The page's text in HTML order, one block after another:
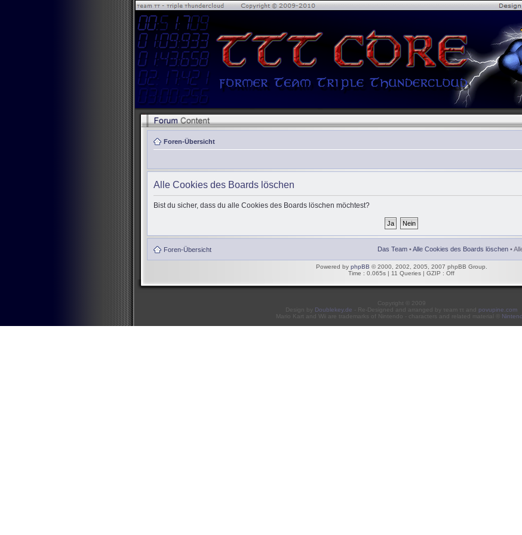
Foren-Übersicht
Alle Cookies des Boards löschen
Bist du sicher, dass du alle Cookies des Boards löschen möchtest?
Foren-Übersicht Das Team •Alle Cookies des Boards löschen •
Powered by phpBB © 2000, 2002, 2005, 2007 phpBB Group.
Time : 0.065s | 11 Queries | GZIP : Off
Copyright © 2009
Design by Doublekey.de - Re-Designed and arranged by τeam ττ and povupine.com
Mario Kart and Wii are trademarks of Nintendo - characters and related material ©